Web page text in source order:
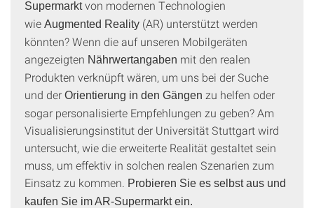
Supermarktvon modernen Technologien
wie Augmented Reality (AR) unterstützt werden
könnten? Wenn die auf unseren Mobilgeräten
angezeigten Nährwertangaben mit den realen
Produkten verknüpft wären, um uns bei der Suche
und der Orientierung in den Gängen zu helfen oder
sogar personalisierte Empfehlungen zu geben? Am
Visualisierungsinstitut der Universität Stuttgart wird
untersucht, wie die erweiterte Realität gestaltet sein
muss, um effektiv in solchen realen Szenarien zum
Einsatz zu kommen.
Probieren Sie es selbst aus und
kaufen Sie im AR-Supermarkt ein.